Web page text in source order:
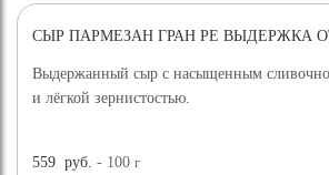
ХИТ ПРОДАЖ
СЫР ПАРМЕЗАН ГРАН РЕ ВЫДЕРЖКА
Выдержанный сыр с насыщенным
и лёгкой зернистостью.
559 руб. - 100г